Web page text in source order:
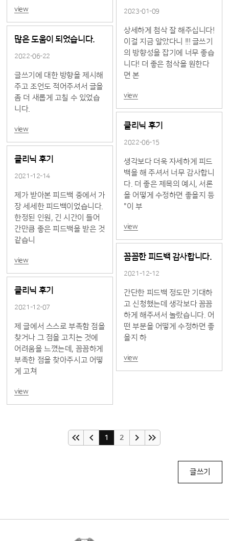
view 2023-01-09
상세하게 첨삭 잘 해주십니다!
이걸 지금 알았다니 !!! 글쓰기
의 방향성을 잡기에 너무 좋습
니다! 더 좋은 첨삭을 원한다
면 본
view
많은 도움이 되었습니다.
2022-06-22
글쓰기에 대한 방향을 제시해
주고 조언도 적어주셔서 글을
좀 더 새롭게 고칠 수 있었습
니다.
view 클리닉 후기
2022-06-15
생각보다 더욱 자세하게 피드
백을 해 주셔서 너무 감사합니
다. 더 좋은 제목의 예시, 서론
을 어떻게 수정하면 좋을지 등
"이 부
view
클리닉 후기
2021-12-14
제가 받아본 피드백 중에서 가
장 세세한 피드백이었습니다.
한정된 인원, 긴 시간이 들어
간만큼 좋은 피드백을 받은 것
같습니
view 꼼꼼한 피드백 감사합니다.
2021-12-12
간단한 피드백 정도만 기대하
고 신청했는데 생각보다 꼼꼼
하게 해주셔서 놀랐습니다. 어
떤 부분을 어떻게 수정하면 좋
을지 하
view
클리닉 후기
2021-12-07
제 글에서 스스로 부족함 점을
찾거나 그 점을 고치는 것에
어려움을 느꼈는데, 꼼꼼하게
부족한 점을 찾아주시고 어떻
게 고쳐
view
1 2
글쓰기